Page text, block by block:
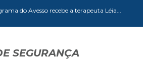
do Avesso recebe a terapeuta Léia...
SEGURANÇA